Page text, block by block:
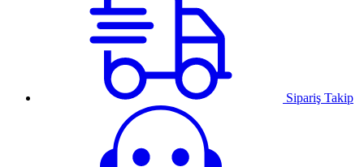
Sipariş Takip